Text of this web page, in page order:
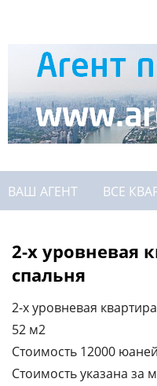
ВАШ АГЕНТ ВСЕ
2-х уровневая
спальня
2-х уровневая
52 м2
Стоимость 12000 юаней
Стоимость указана за